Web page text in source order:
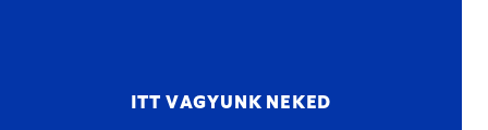
ITT VAGYUNK NEKED